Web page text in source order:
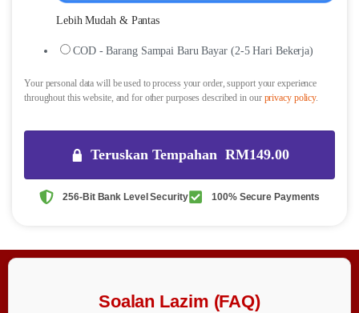
Lebih Mudah & Pantas
COD - Barang Sampai Baru Bayar (2-5 Hari Bekerja)
Your personal data will be used to process your order, support your experience
throughout this website, and for other purposes described in our privacy policy.
Teruskan Tempahan RM149.00
256-Bit Bank Level Security 100% Secure Payments
Soalan Lazim (FAQ)